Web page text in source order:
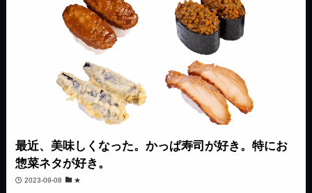
最近、美味しくなった。かっぱ寿司が好き。特にお
惣菜ネタが好き。
2023-09-08 ★